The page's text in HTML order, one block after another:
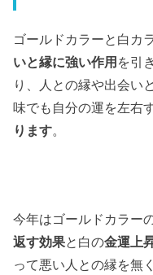
ゴールドカラーと白カ
いと縁に強い作用 を引
り、人との縁や出会い
味でも自分の運を左右
ります。
今年はゴールドカラー
返す効果と白の金運上
って悪い人との縁を無